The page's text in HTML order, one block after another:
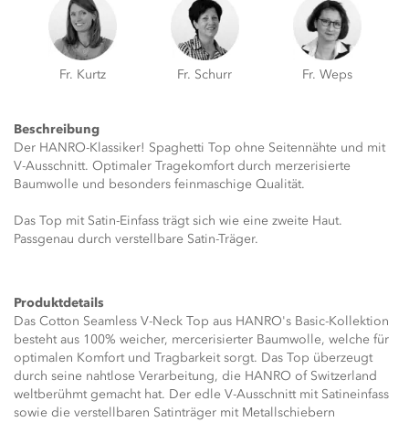
Fr. Kurtz Fr. Schurr Fr. Weps
Beschreibung
Der HANRO-Klassiker! Spaghetti Top ohne Seitennähte und mit
V-Ausschnitt. Optimaler Tragekomfort durch merzerisierte
Baumwolle und besonders feinmaschige Qualität.
Das Top mit Satin-Einfass trägt sich wie eine zweite Haut.
Passgenau durch verstellbare Satin-Träger.
Produktdetails
Das Cotton Seamless V-Neck Top aus HANRO's Basic-Kollektion
besteht aus 100% weicher, mercerisierter Baumwolle, welche für
optimalen Komfort und Tragbarkeit sorgt. Das Top überzeugt
durch seine nahtlose Verarbeitung, die HANRO of Switzerland
weltberühmt gemacht hat. Der edle V-Ausschnitt mit Satineinfass
sowie die verstellbaren Satinträger mit Metallschiebern